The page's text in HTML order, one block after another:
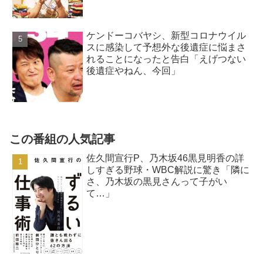
ケンドーコバヤシ、新型コロナウイル
スに感染して予想外な後遺症に悩まさ
れることになったと告白「えげつない
後遺症やねん、今回」
この番組の人気記事
佐久間宣行P、乃木坂46黒見明香の詳
しすぎる野球・WBC解説に驚き「隣に
さ、乃木坂の黒見さんって子がい
て…」